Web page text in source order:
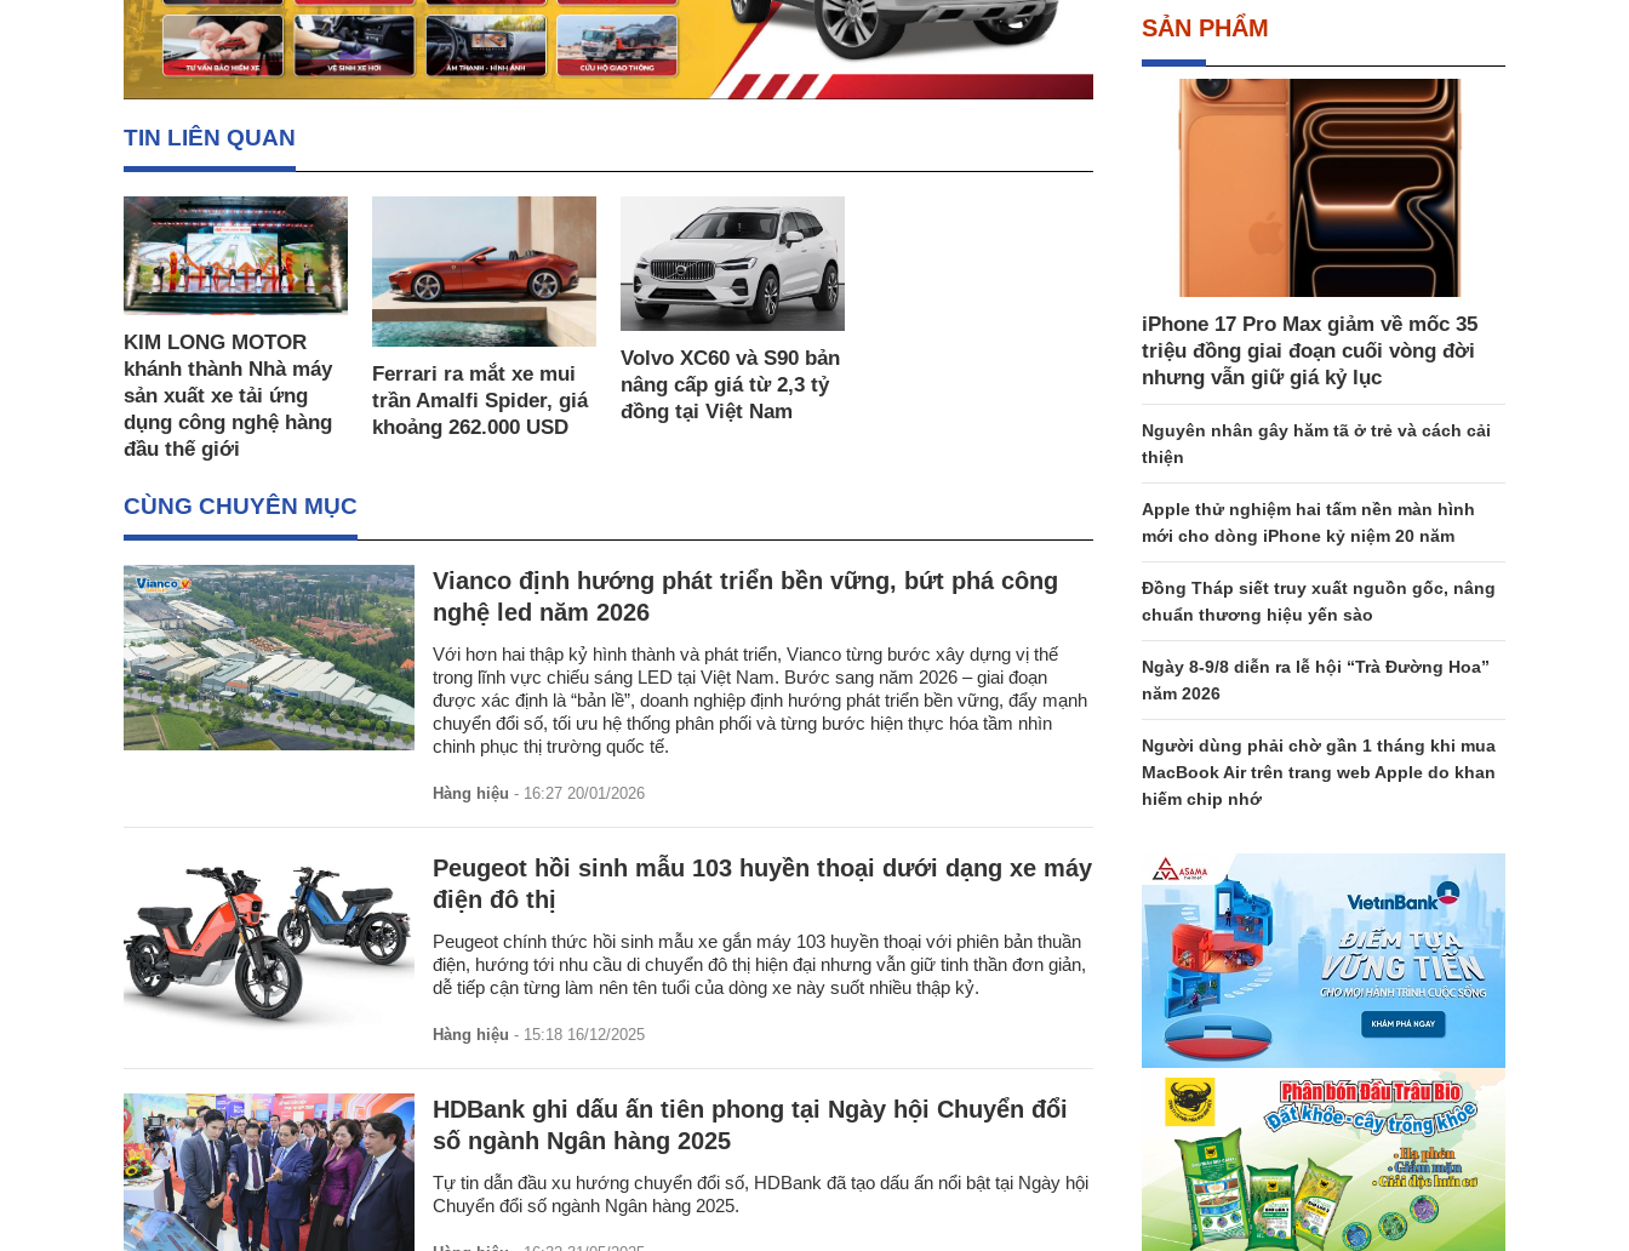
TIN LIÊN QUAN
KIM LONG MOTOR
khánh thành Nhà máy
sản xuất xe tải ứng
dụng công nghệ hàng
đầu thế giới
Ferrari ra mắt xe mui
trần Amalfi Spider, giá
khoảng 262.000 USD
Volvo XC60 và S90 bản
nâng cấp giá từ 2,3 tỷ
đồng tại Việt Nam
CÙNG CHUYÊN MỤC
Vianco định hướng phát triển bền vững, bứt phá công
nghệ led năm 2026
Với hơn hai thập kỷ hình thành và phát triển, Vianco từng bước xây dựng vị thế
trong lĩnh vực chiếu sáng LED tại Việt Nam. Bước sang năm 2026 – giai đoạn
được xác định là “bản lề”, doanh nghiệp định hướng phát triển bền vững, đẩy mạnh
chuyển đổi số, tối ưu hệ thống phân phối và từng bước hiện thực hóa tầm nhìn
chinh phục thị trường quốc tế.
Hàng hiệu - 16:27 20/01/2026
Peugeot hồi sinh mẫu 103 huyền thoại dưới dạng xe máy
điện đô thị
Peugeot chính thức hồi sinh mẫu xe gắn máy 103 huyền thoại với phiên bản thuần
điện, hướng tới nhu cầu di chuyển đô thị hiện đại nhưng vẫn giữ tinh thần đơn giản,
dễ tiếp cận từng làm nên tên tuổi của dòng xe này suốt nhiều thập kỷ.
Hàng hiệu - 15:18 16/12/2025
HDBank ghi dấu ấn tiên phong tại Ngày hội Chuyển đổi
số ngành Ngân hàng 2025
Tự tin dẫn đầu xu hướng chuyển đổi số, HDBank đã tạo dấu ấn nổi bật tại Ngày hội
Chuyển đổi số ngành Ngân hàng 2025.
SẢN PHẨM
iPhone 17 Pro Max giảm về mốc 35
triệu đồng giai đoạn cuối vòng đời
nhưng vẫn giữ giá kỷ lục
Nguyên nhân gây hăm tã ở trẻ và cách cải
thiện
Apple thử nghiệm hai tấm nền màn hình
mới cho dòng iPhone kỷ niệm 20 năm
Đồng Tháp siết truy xuất nguồn gốc, nâng
chuẩn thương hiệu yến sào
Ngày 8-9/8 diễn ra lễ hội “Trà Đường Hoa”
năm 2026
Người dùng phải chờ gần 1 tháng khi mua
MacBook Air trên trang web Apple do khan
hiếm chip nhớ